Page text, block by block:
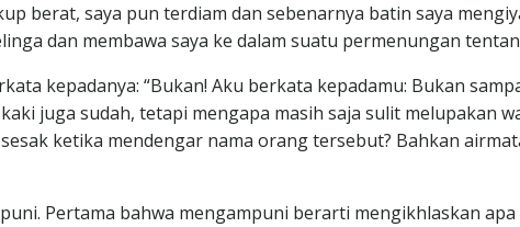
berat, saya pun terdiam dan sebenarnya batin saya
dan membawa saya ke dalam suatu permenungan
kepadanya: “Bukan! Aku berkata kepadamu: Bukan
juga sudah, tetapi mengapa masih saja sulit melupakan
ketika mendengar nama orang tersebut? Bahkan
Pertama bahwa mengampuni berarti mengikhlaskan